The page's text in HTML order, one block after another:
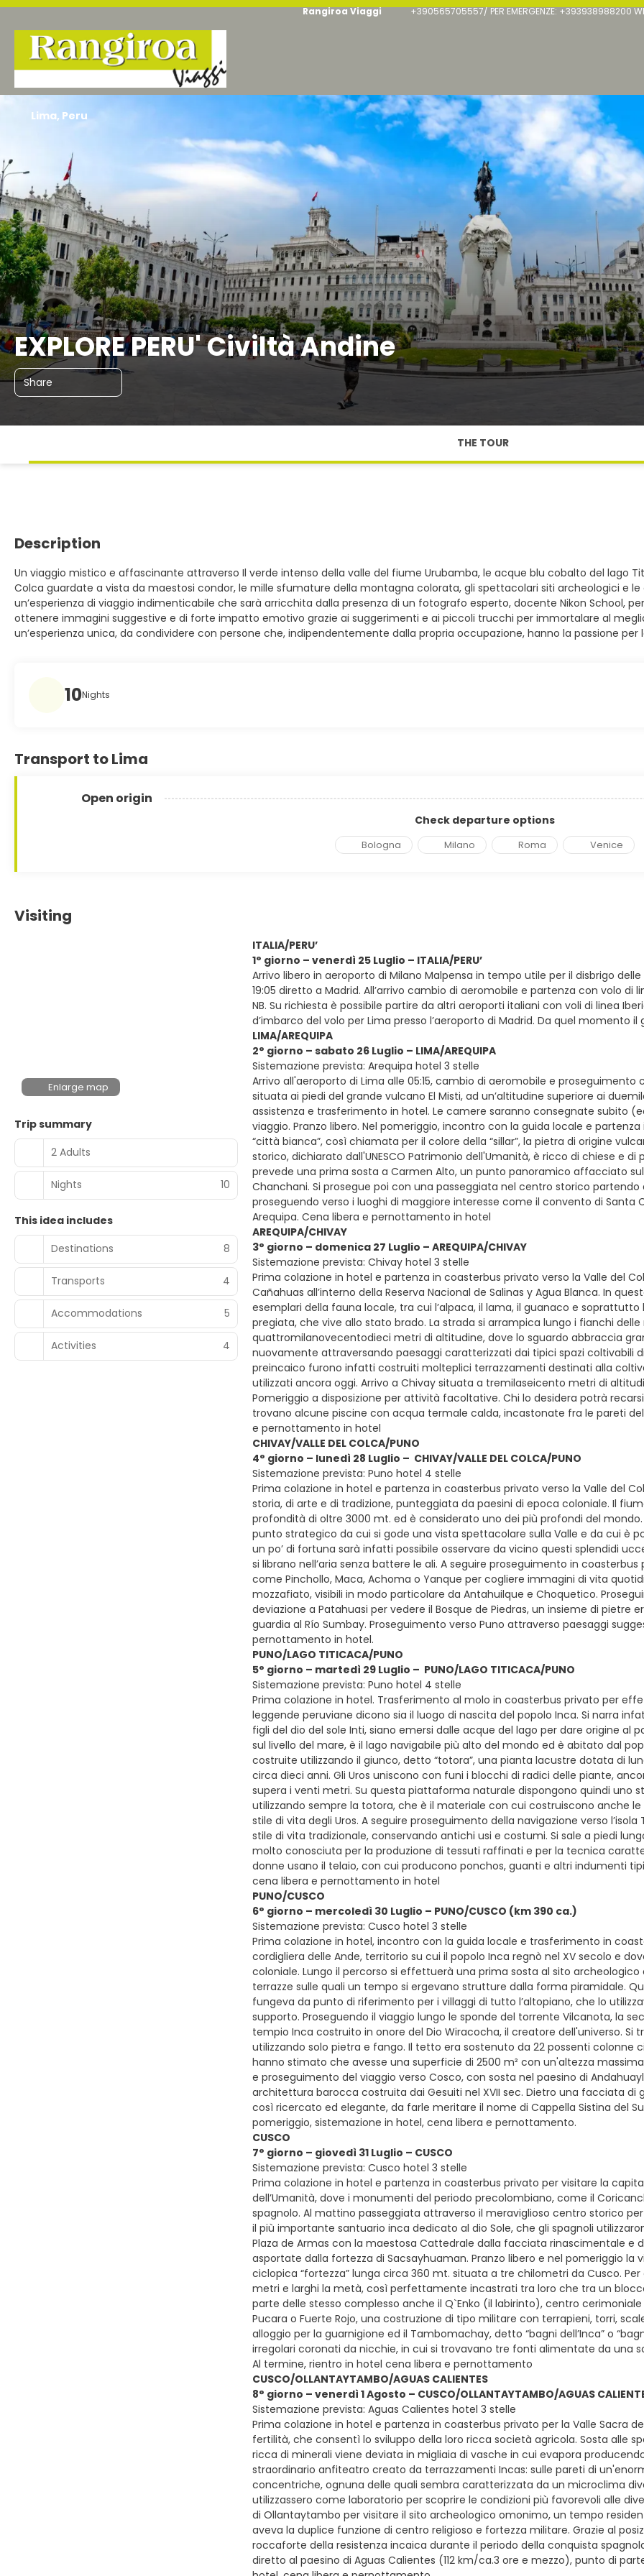
Rangiroa Viaggi +390565705557/ PER EMERGENZE: +393938988200
EXPLORE PERU' Civiltà Andine
Share
Lima, Peru
THE TOUR
Description
Un viaggio mistico e affascinante attraverso Il verde intenso della valle del fiume Urubamba, le acque blu cobalto del lago
Colca guardate a vista da maestosi condor, le mille sfumature della montagna colorata, gli spettacolari siti archeologici e
un’esperienza di viaggio indimenticabile che sarà arricchita dalla presenza di un fotografo esperto, docente Nikon School,
ottenere immagini suggestive e di forte impatto emotivo grazie ai suggerimenti e ai piccoli trucchi per immortalare al
un’esperienza unica, da condividere con persone che, indipendentemente dalla propria occupazione, hanno la passione per
10Nights
Transport to Lima
Open origin
Check departure options
Bologna Milano Roma Venice
Visiting
Enlarge map
Trip summary
2 Adults
Nights 10
This idea includes
Destinations
8
Transports 4
Accommodations 5
Activities 4
ITALIA/PERU’
1° giorno – venerdì 25 Luglio – ITALIA/PERU’
Arrivo libero in aeroporto di Milano Malpensa in tempo utile per il disbrigo
19:05 diretto a Madrid. All’arrivo cambio di aeromobile e partenza con volo di
NB. Su richiesta è possibile partire da altri aeroporti italiani con voli di linea
d’imbarco del volo per Lima presso l’aeroporto di Madrid. Da quel momento
LIMA/AREQUIPA
2° giorno – sabato 26 Luglio – LIMA/AREQUIPA
Sistemazione prevista: Arequipa hotel 3 stelle
Arrivo all'aeroporto di Lima alle 05:15, cambio di aeromobile e
situata ai piedi del grande vulcano El Misti, ad un’altitudine superiore ai
assistenza e trasferimento in hotel. Le camere saranno consegnate subito
viaggio. Pranzo libero. Nel pomeriggio, incontro con la guida locale e
“città bianca”, così chiamata per il colore della “sillar”, la pietra di origine
storico, dichiarato dall'UNESCO Patrimonio dell'Umanità, è ricco di chiese e
prevede una prima sosta a Carmen Alto, un punto panoramico affacciato
Chanchani. Si prosegue poi con una passeggiata nel centro storico
proseguendo verso i luoghi di maggiore interesse come il convento di
Arequipa. Cena libera e pernottamento in hotel
AREQUIPA/CHIVAY
3° giorno – domenica 27 Luglio – AREQUIPA/CHIVAY
Sistemazione prevista: Chivay hotel 3 stelle
Prima colazione in hotel e partenza in coasterbus privato verso la Valle del
Cañahuas all’interno della Reserva Nacional de Salinas y Agua Blanca. In
esemplari della fauna locale, tra cui l’alpaca, il lama, il guanaco e
pregiata, che vive allo stato brado. La strada si arrampica lungo i fianchi
quattromilanovecentodieci metri di altitudine, dove lo sguardo abbraccia
nuovamente attraversando paesaggi caratterizzati dai tipici spazi coltivabili
preincaico furono infatti costruiti molteplici terrazzamenti destinati alla
utilizzati ancora oggi. Arrivo a Chivay situata a tremilaseicento metri di
Pomeriggio a disposizione per attività facoltative. Chi lo desidera potrà
trovano alcune piscine con acqua termale calda, incastonate fra le pareti
e pernottamento in hotel
CHIVAY/VALLE DEL COLCA/PUNO
4° giorno – lunedì 28 Luglio – CHIVAY/VALLE DEL COLCA/PUNO
Sistemazione prevista: Puno hotel 4 stelle
Prima colazione in hotel e partenza in coasterbus privato verso la Valle del
storia, di arte e di tradizione, punteggiata da paesini di epoca coloniale. Il
profondità di oltre 3000 mt. ed è considerato uno dei più profondi del
punto strategico da cui si gode una vista spettacolare sulla Valle e da cui è
un po’ di fortuna sarà infatti possibile osservare da vicino questi splendidi
si librano nell’aria senza battere le ali. A seguire proseguimento in
come Pinchollo, Maca, Achoma o Yanque per cogliere immagini di vita
mozzafiato, visibili in modo particolare da Antahuilque e Choquetico.
deviazione a Patahuasi per vedere il Bosque de Piedras, un insieme di
guardia al Río Sumbay. Proseguimento verso Puno attraverso paesaggi
pernottamento in hotel.
PUNO/LAGO TITICACA/PUNO
5° giorno – martedì 29 Luglio – PUNO/LAGO TITICACA/PUNO
Sistemazione prevista: Puno hotel 4 stelle
Prima colazione in hotel. Trasferimento al molo in coasterbus privato per
leggende peruviane dicono sia il luogo di nascita del popolo Inca. Si narra
figli del dio del sole Inti, siano emersi dalle acque del lago per dare origine
sul livello del mare, è il lago navigabile più alto del mondo ed è abitato dal
costruite utilizzando il giunco, detto “totora”, una pianta lacustre dotata di
circa dieci anni. Gli Uros uniscono con funi i blocchi di radici delle piante,
supera i venti metri. Su questa piattaforma naturale dispongono quindi uno
utilizzando sempre la totora, che è il materiale con cui costruiscono anche le
stile di vita degli Uros. A seguire proseguimento della navigazione verso
stile di vita tradizionale, conservando antichi usi e costumi. Si sale a piedi
molto conosciuta per la produzione di tessuti raffinati e per la tecnica
donne usano il telaio, con cui producono ponchos, guanti e altri indumenti
cena libera e pernottamento in hotel
PUNO/CUSCO
6° giorno – mercoledì 30 Luglio – PUNO/CUSCO (km 390 ca.)
Sistemazione prevista: Cusco hotel 3 stelle
Prima colazione in hotel, incontro con la guida locale e trasferimento in
cordigliera delle Ande, territorio su cui il popolo Inca regnò nel XV secolo e
coloniale. Lungo il percorso si effettuerà una prima sosta al sito
terrazze sulle quali un tempo si ergevano strutture dalla forma piramidale.
fungeva da punto di riferimento per i villaggi di tutto l’altopiano, che lo
supporto. Proseguendo il viaggio lungo le sponde del torrente Vilcanota, la
tempio Inca costruito in onore del Dio Wiracocha, il creatore dell'universo.
utilizzando solo pietra e fango. Il tetto era sostenuto da 22 possenti colonne
hanno stimato che avesse una superficie di 2500 m² con un'altezza
e proseguimento del viaggio verso Cosco, con sosta nel paesino di
architettura barocca costruita dai Gesuiti nel XVII sec. Dietro una facciata
così ricercato ed elegante, da farle meritare il nome di Cappella Sistina del
pomeriggio, sistemazione in hotel, cena libera e pernottamento.
CUSCO
7° giorno – giovedì 31 Luglio – CUSCO
Sistemazione prevista: Cusco hotel 3 stelle
Prima colazione in hotel e partenza in coasterbus privato per visitare la
dell’Umanità, dove i monumenti del periodo precolombiano, come il
spagnolo. Al mattino passeggiata attraverso il meraviglioso centro storico
il più importante santuario inca dedicato al dio Sole, che gli spagnoli
Plaza de Armas con la maestosa Cattedrale dalla facciata rinascimentale
asportate dalla fortezza di Sacsayhuaman. Pranzo libero e nel pomeriggio
ciclopica “fortezza” lunga circa 360 mt. situata a tre chilometri da Cusco.
metri e larghi la metà, così perfettamente incastrati tra loro che tra un
parte delle stesso complesso anche il Q`Enko (il labirinto), centro
Pucara o Fuerte Rojo, una costruzione di tipo militare con terrapieni, torri,
alloggio per la guarnigione ed il Tambomachay, detto “bagni dell’Inca” o
irregolari coronati da nicchie, in cui si trovavano tre fonti alimentate da una
Al termine, rientro in hotel cena libera e pernottamento
CUSCO/OLLANTAYTAMBO/AGUAS CALIENTES
8° giorno – venerdì 1 Agosto – CUSCO/OLLANTAYTAMBO/AGUAS
Sistemazione prevista: Aguas Calientes hotel 3 stelle
Prima colazione in hotel e partenza in coasterbus privato per la Valle Sacra
fertilità, che consentì lo sviluppo della loro ricca società agricola. Sosta alle
ricca di minerali viene deviata in migliaia di vasche in cui evapora
straordinario anfiteatro creato da terrazzamenti Incas: sulle pareti di
concentriche, ognuna delle quali sembra caratterizzata da un microclima
utilizzassero come laboratorio per scoprire le condizioni più favorevoli alle
di Ollantaytambo per visitare il sito archeologico omonimo, un tempo
aveva la duplice funzione di centro religioso e fortezza militare. Grazie al
roccaforte della resistenza incaica durante il periodo della conquista
diretto al paesino di Aguas Calientes (112 km/ca.3 ore e mezzo), punto di